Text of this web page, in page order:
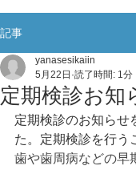
記事
定期検診お知
yanasesikaiin
5月22日 読了時間: 1分
定期検診のお知らせ
た。定期検診を行う
歯や歯周病などの早